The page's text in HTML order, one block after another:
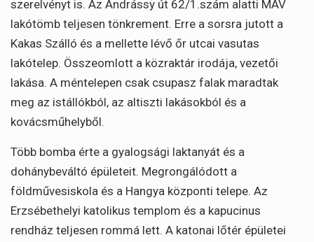
szerelvényt is. Az Andrássy út 62/1.szám alatti MÁV
lakótömb teljesen tönkrement. Erre a sorsra jutott a
Kakas Szálló és a mellette lévő őr utcai vasutas
lakótelep. Összeomlott a közraktár irodája, vezetői
lakása. A méntelepen csak csupasz falak maradtak
meg az istállókból, az altiszti lakásokból és a
kovácsműhelyből.
Több bomba érte a gyalogsági laktanyát és a
dohánybeváltó épületeit. Megrongálódott a
földművesiskola és a Hangya központi telepe. Az
Erzsébethelyi katolikus templom és a kapucinus
rendház teljesen rommá lett. A katonai lőtér épületei